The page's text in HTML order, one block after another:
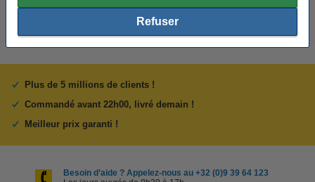
Refuser
Plus de 5 millions de clients !
Commandé avant 22h00, livré demain !
Meilleur prix garanti !
Besoin d’aide ? Appelez-nous au +32 (0)9 39 64 123